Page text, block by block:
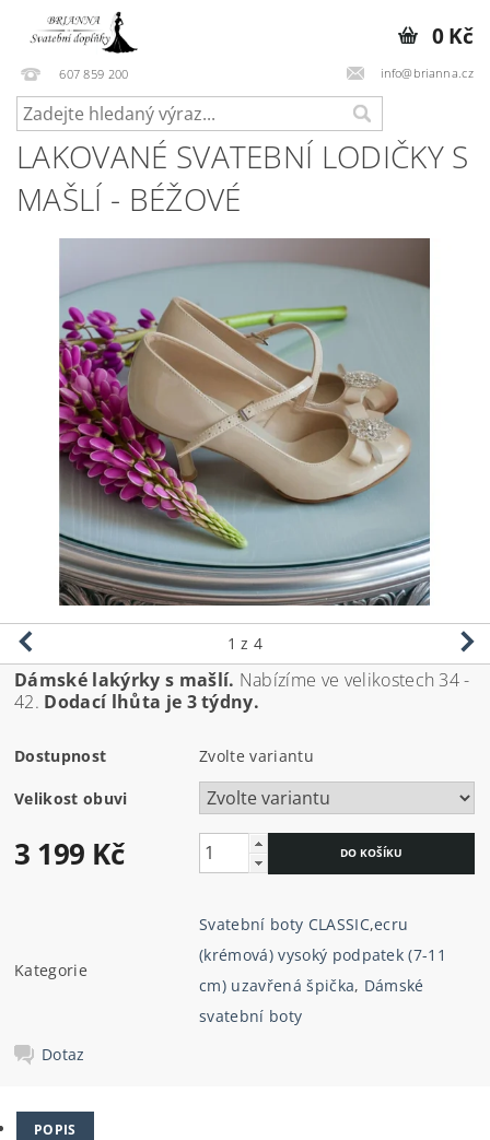
607 859 200 info@brianna.cz
0 Kč
LAKOVANÉ SVATEBNÍ LODIČKY S
MAŠLÍ - BÉŽOVÉ
1 z 4
Dámské lakýrky s mašlí. Nabízíme ve velikostech 34 -
42. Dodací lhůta je 3 týdny.
Dostupnost Zvolte variantu
Velikost obuvi
3 199 Kč
Kategorie
Svatební boty CLASSIC,ecru
(krémová) vysoký podpatek (7-11
cm) uzavřená špička, Dámské
svatební boty
Dotaz
POPIS